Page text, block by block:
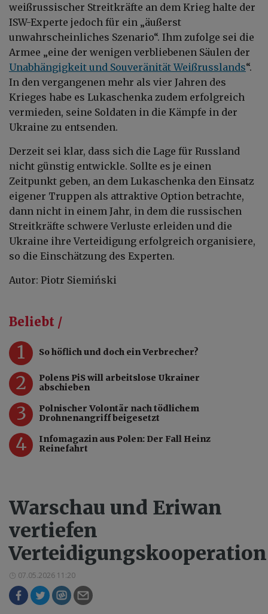
weißrussischer Streitkräfte an dem Krieg halte der
ISW-Experte jedoch für ein „äußerst
unwahrscheinliches Szenario“. Ihm zufolge sei die
Armee „eine der wenigen verbliebenen Säulen der
Unabhängigkeit und Souveränität Weißrusslands“.
In den vergangenen mehr als vier Jahren des
Krieges habe es Lukaschenka zudem erfolgreich
vermieden, seine Soldaten in die Kämpfe in der
Ukraine zu entsenden.
Derzeit sei klar, dass sich die Lage für Russland
nicht günstig entwickle. Sollte es je einen
Zeitpunkt geben, an dem Lukaschenka den Einsatz
eigener Truppen als attraktive Option betrachte,
dann nicht in einem Jahr, in dem die russischen
Streitkräfte schwere Verluste erleiden und die
Ukraine ihre Verteidigung erfolgreich organisiere,
so die Einschätzung des Experten.
Autor: Piotr Siemiński
Beliebt /
1 So höflich und doch ein Verbrecher?
2
Polens PiS will arbeitslose Ukrainer
abschieben
3
Polnischer Volontär nach tödlichem
Drohnenangriff beigesetzt
4
Infomagazin aus Polen: Der Fall Heinz
Reinefahrt
Warschau und Eriwan
vertiefen
Verteidigungskooperation
07.05.2026 11:20